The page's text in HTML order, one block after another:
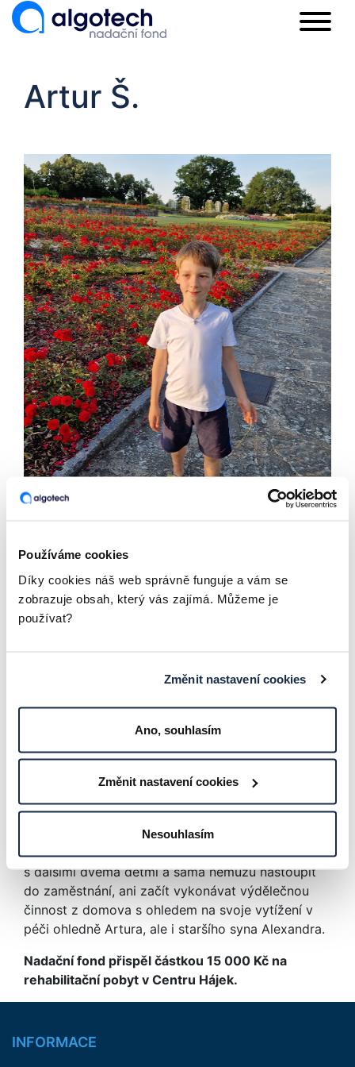
Používáme cookies
Díky cookies náš web správně funguje a vám se
zobrazuje obsah, který vás zajímá. Můžeme je
používat?
Změnit nastavení cookies
Ano, souhlasím
Změnit nastavení cookies
Nesouhlasím
Artur Š.
téměř nemluví, občas opakuje slova, aniž by
chápal jejich význam. Nechápe čas a prostor, neví
kolik je hodin, jak dlouhá uběhla doba. Nerozumí
hrou, prohlížením knih, sledováním televize…
terapií dochází k pomalému zlepšování
komunikace mezi Arturem a okolním světem
(komunikuje prostřednictvím obrázkových
synovu přetrvávající nespavost. Tyto terapie
nejsou financovány ze zdravotního pojištění a jsou
velmi finančně nákladné. Maminka je samoživitelka
s dalšími dvěma dětmi a sama nemůžu nastoupit
do zaměstnání, ani začít vykonávat výdělečnou
činnost z domova s ohledem na svoje vytížení v
péči ohledně Artura, ale i staršího syna Alexandra.
Nadační fond přispěl částkou 15 000 Kč na
rehabilitační pobyt v Centru Hájek.
INFORMACE